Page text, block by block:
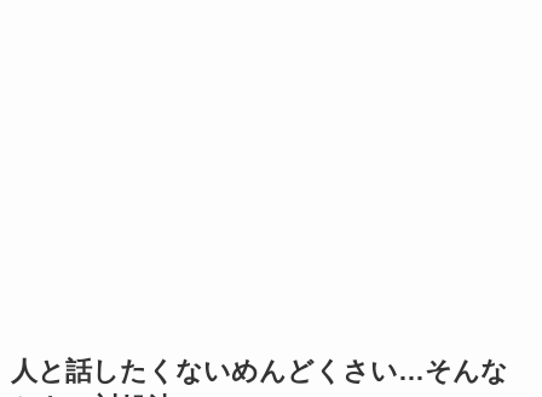
人と話したくないめんどくさい…そんな